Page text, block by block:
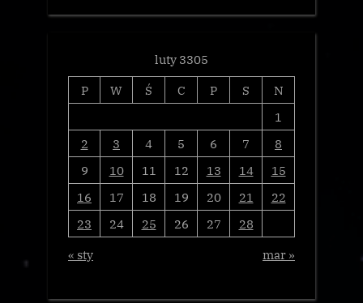
luty 3305
P
W Ś C P S
N
1
2
3 4 5 6 7
8
9
10 11 12 13 14
15
16
17 18 19 20 21
22
23
24 25 26 27
28
« sty
mar »